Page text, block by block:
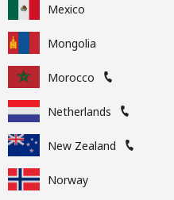
Mexico
Mongolia
Morocco
Netherlands
New Zealand
Norway